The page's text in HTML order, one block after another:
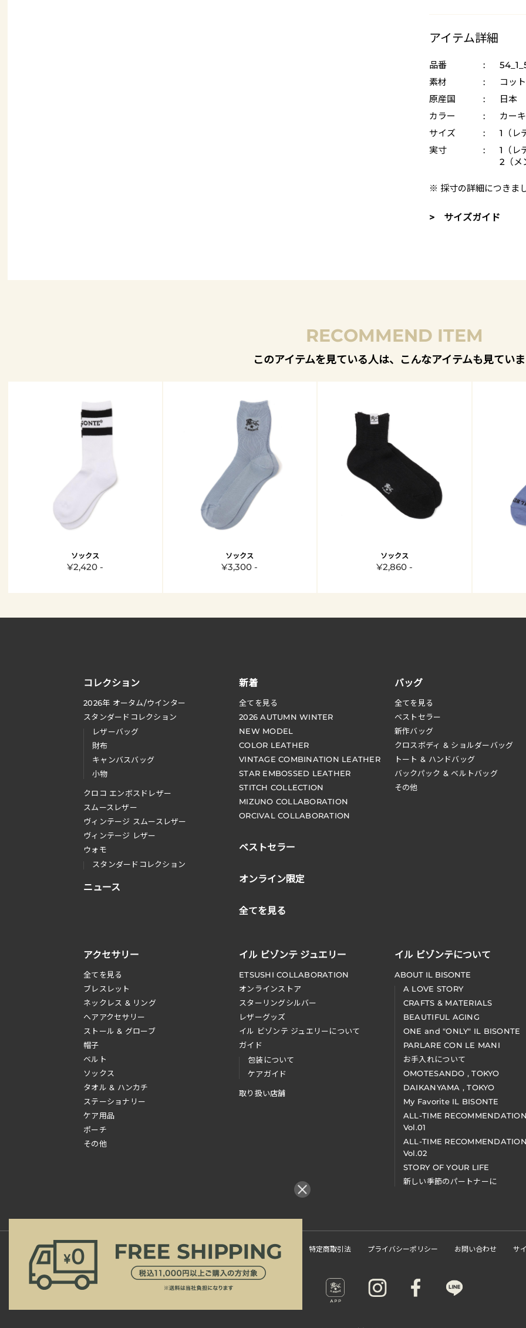
アイテム詳細
品番 :
素材
:
コッ
原産国
:
日本
カラー
:
カー
サイズ
:
1（レ
実寸
:
1（レ
2（メ
※ 採寸の詳細につきま
> サイズガイド
RECOMMEND ITEM
このアイテムを見ている人は、こんなアイテムも見てい
ソックス
¥2,420 -
ソックス
¥3,300 -
ソックス
¥2,860 -
コレクション
2026年 オータム/ウインター
スタンダードコレクション
レザーバッグ
財布
キャンバスバッグ
小物
クロコ エンボスドレザー
スムースレザー
ヴィンテージ スムースレザー
ヴィンテージ レザー
ウォモ
スタンダードコレクション
ニュース
新着
全てを見る
2026 AUTUMN WINTER
NEW MODEL
COLOR LEATHER
VINTAGE COMBINATION LEATHER
STAR EMBOSSED LEATHER
STITCH COLLECTION
MIZUNO COLLABORATION
ORCIVAL COLLABORATION
ベストセラー
オンライン限定
全てを見る
バッグ
全てを見る
ベストセラー
新作バッグ
クロスボディ & ショルダーバッグ
トート & ハンドバッグ
バックパック & ベルトバッグ
その他
アクセサリー
全てを見る
ブレスレット
ネックレス & リング
へアアクセサリー
ストール & グローブ
帽子
ベルト
ソックス
タオル & ハンカチ
ステーショナリー
ケア用品
ポーチ
その他
イル ビゾンテ ジュエリー
ETSUSHI COLLABORATION
オンラインストア
スターリングシルバー
レザーグッズ
イル ビゾンテ ジュエリーについて
ガイド
包装について
ケアガイド
取り扱い店舗
イル ビゾンテについて
ABOUT IL BISONTE
A LOVE STORY
CRAFTS & MATERIALS
BEAUTIFUL AGING
ONE and "ONLY" IL BISONTE
PARLARE CON LE MANI
お手入れについて
OMOTESANDO , TOKYO
DAIKANYAMA , TOKYO
My Favorite IL BISONTE
ALL-TIME
Vol.01
ALL-TIME
Vol.02
STORY OF YOUR LIFE
新しい季節のパートナーに
新規会員登録 ご利用規約 ご利用ガイド よくある質問 特定商取引法 プライバシーポリシー お問い合わせ サ